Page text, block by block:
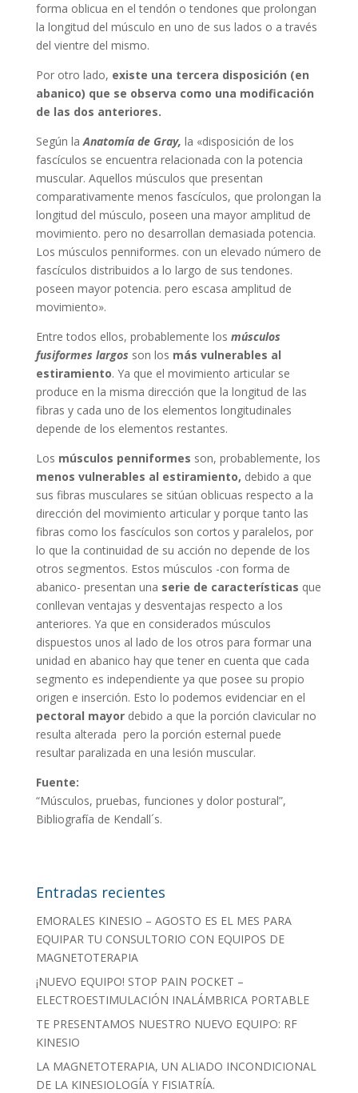
forma oblicua en el tendón o tendones que prolongan
la longitud del músculo en uno de sus lados o a través
del vientre del mismo.
Por otro lado, existe una tercera disposición (en
abanico) que se observa como una modificación
de las dos anteriores.
Según laAnatomía de Gray, la «disposición de los
fascículos se encuentra relacionada con la potencia
muscular. Aquellos músculos que presentan
comparativamente menos fascículos, que prolongan la
longitud del músculo, poseen una mayor amplitud de
movimiento. pero no desarrollan demasiada potencia.
Los músculos penniformes. con un elevado número de
fascículos distribuidos a lo largo de sus tendones.
poseen mayor potencia. pero escasa amplitud de
movimiento».
Entre todos ellos, probablemente los músculos
fusiformes largos son los más vulnerables al
estiramiento. Ya que el movimiento articular se
produce en la misma dirección que la longitud de las
fibras y cada uno de los elementos longitudinales
depende de los elementos restantes.
Los músculos penniformes son, probablemente, los
menos vulnerables al estiramiento, debido a que
sus fibras musculares se sitúan oblicuas respecto a la
dirección del movimiento articular y porque tanto las
fibras como los fascículos son cortos y paralelos, por
lo que la continuidad de su acción no depende de los
otros segmentos. Estos músculos -con forma de
abanico- presentan una serie de características que
conllevan ventajas y desventajas respecto a los
anteriores. Ya que en considerados músculos
dispuestos unos al lado de los otros para formar una
unidad en abanico hay que tener en cuenta que cada
segmento es independiente ya que posee su propio
origen e inserción. Esto lo podemos evidenciar en el
pectoral mayordebido a que la porción clavicular no
resulta alterada pero la porción esternal puede
resultar paralizada en una lesión muscular.
Fuente:
“Músculos, pruebas, funciones y dolor postural”,
Bibliografía de Kendall´s.
Entradas recientes
EMORALES KINESIO – AGOSTO ES EL MES PARA
EQUIPAR TU CONSULTORIO CON EQUIPOS DE
MAGNETOTERAPIA
¡NUEVO EQUIPO! STOP PAIN POCKET –
ELECTROESTIMULACIÓN INALÁMBRICA PORTABLE
TE PRESENTAMOS NUESTRO NUEVO EQUIPO: RF
KINESIO
LA MAGNETOTERAPIA, UN ALIADO INCONDICIONAL
DE LA KINESIOLOGÍA Y FISIATRÍA.